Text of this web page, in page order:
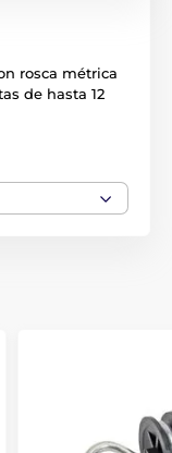
rosca métrica
de hasta 12